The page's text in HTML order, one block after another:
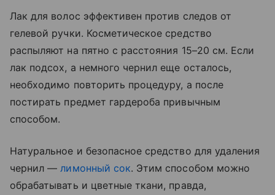
Лак для волос эффективен против следов от
гелевой ручки. Косметическое средство
распыляют на пятно с расстояния 15–20 см. Если
лак подсох, а немного чернил еще осталось,
необходимо повторить процедуру, а после
постирать предмет гардероба привычным
способом.
Натуральное и безопасное средство для удаления
чернил — лимонный сок. Этим способом можно
обрабатывать и цветные ткани, правда,